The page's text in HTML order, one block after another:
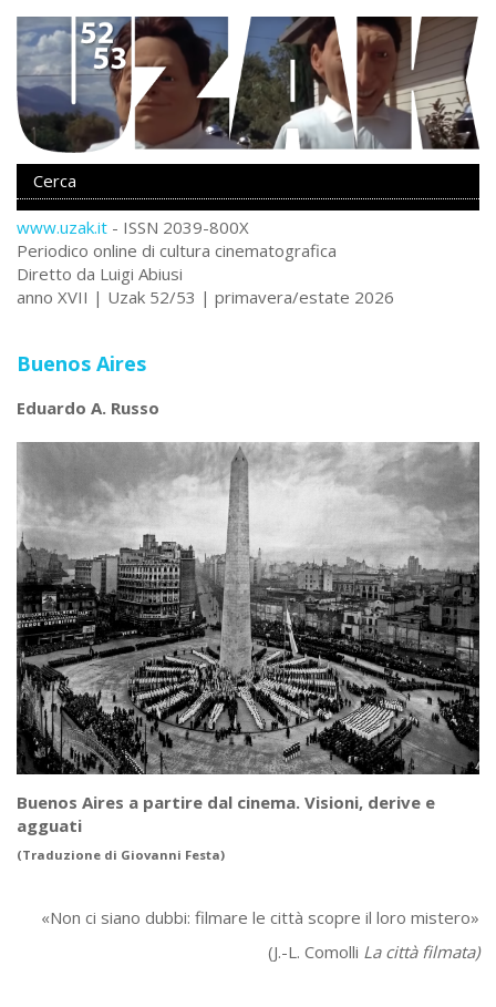
www.uzak.it - ISSN 2039-800X
Periodico online di cultura cinematografica
Diretto da Luigi Abiusi
anno XVII | Uzak 52/53 | primavera/estate 2026
Buenos Aires
Eduardo A. Russo
Buenos Aires a partire dal cinema. Visioni, derive e
agguati
(Traduzione di Giovanni Festa)
«Non ci siano dubbi: filmare le città scopre il loro mistero»
(J.-L. Comolli La città filmata)